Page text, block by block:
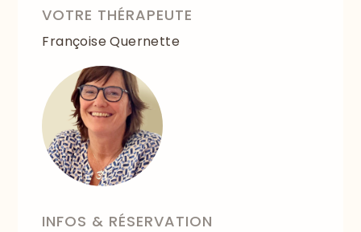
VOTRE THÉRAPEUTE
Françoise Quernette
INFOS & RÉSERVATION